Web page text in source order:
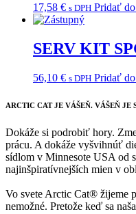
17,58 € s DPH Pridať
SERV KIT
56,10 € s DPH Pridať
ARCTIC CATJE VÁŠEŇ. VÁŠEŇ JE
Dokáže si podrobiť hory.
prácu. A dokáže vyšvihnúť
sídlom v Minnesote USA od
najinšpiratívnejších mien v
Vo svete Arctic Cat® žijeme
nemožné. Pretože keď sa